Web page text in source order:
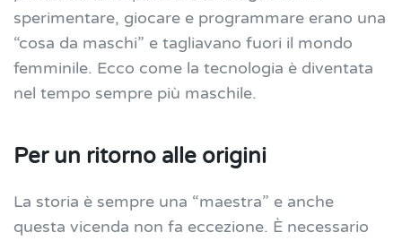
sperimentare, giocare e programmare erano una
“cosa da maschi” e tagliavano fuori il mondo
femminile. Ecco come la tecnologia è diventata
nel tempo sempre più maschile.
Per un ritorno alle origini
La storia è sempre una “maestra” e anche
questa vicenda non fa eccezione. È necessario